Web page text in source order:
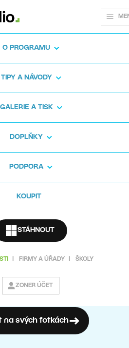
O PROGRAMU
TIPY A NÁVODY
GALERIE A TISK
DOPLŇKY
PODPORA
KOUPIT
STÁHNOUT
FIRMY A ÚŘADY ŠKOLY
ZONER ÚČET
záleží
na svých fotkách